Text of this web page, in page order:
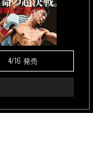
4/16 発売